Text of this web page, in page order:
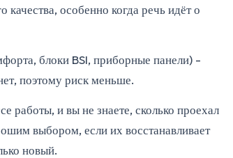
особенно когда речь идёт о
блоки BSI, приборные панели) -
поэтому риск меньше.
работы, и вы не знаете, сколько проехал
выбором, если их восстанавливает
новый.